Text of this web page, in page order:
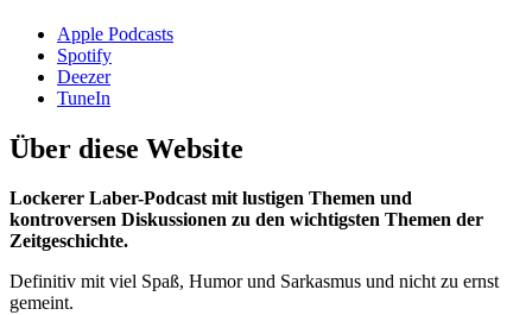
Apple Podcasts
Spotify
Deezer
TuneIn
Über diese Website
Lockerer Laber-Podcast mit lustigen Themen und
kontroversen Diskussionen zu den wichtigsten Themen der
Zeitgeschichte.
Definitiv mit viel Spaß, Humor und Sarkasmus und nicht zu ernst
gemeint.